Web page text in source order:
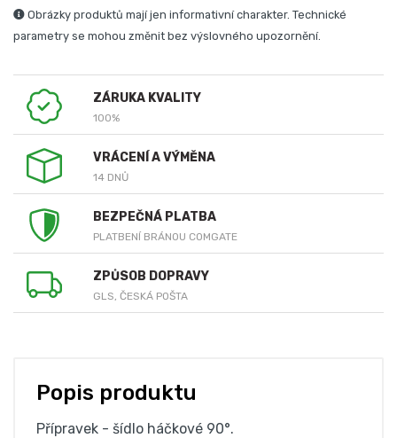
Obrázky produktů mají jen informativní charakter. Technické
parametry se mohou změnit bez výslovného upozornění.
ZÁRUKA KVALITY
100%
VRÁCENÍ A VÝMĚNA
14 DNŮ
BEZPEČNÁ PLATBA
PLATBENÍ BRÁNOU COMGATE
ZPŮSOB DOPRAVY
GLS, ČESKÁ POŠTA
Popis produktu
Přípravek - šídlo háčkové 90°.